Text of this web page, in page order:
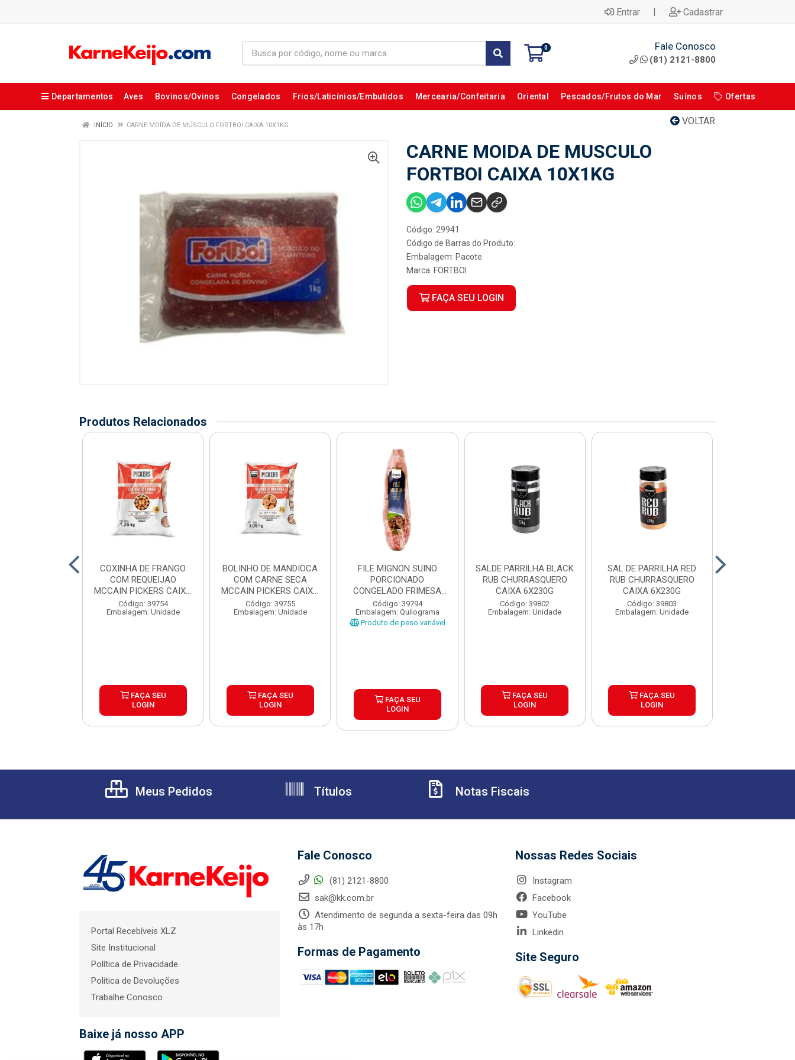
Entrar | Cadastrar
0 Fale Conosco
(81) 2121-8800
Departamentos Aves Bovinos/Ovinos Congelados Frios/Laticínios/Embutidos Mercearia/Confeitaria Oriental Pescados/Frutos do Mar Suínos Ofertas
VOLTAR
INÍCIO CARNE MOÍDA DE MÚSCULO FORTBOI CAIXA 10X1KG
CARNE MOIDA DE MUSCULO
FORTBOI CAIXA 10X1KG
Código: 29941
Código de Barras do Produto:
Embalagem: Pacote
Marca: FORTBOI
FAÇA SEU LOGIN
Produtos Relacionados
COXINHA DE FRANGO
COM REQUEIJAO
MCCAIN PICKERS CAIXA
6X1,05K...
Código: 39754
Embalagem: Unidade
FAÇA SEU
LOGIN
BOLINHO DE MANDIOCA
COM CARNE SECA
MCCAIN PICKERS CAIXA
6X1,...
Código: 39755
Embalagem: Unidade
FAÇA SEU
LOGIN
FILE MIGNON SUINO
PORCIONADO
CONGELADO FRIMESA
CAIXA ±15KG
Código: 39794
Embalagem: Quilograma
Produto de peso variável
FAÇA SEU
LOGIN
SALDE PARRILHA BLACK
RUB CHURRASQUERO
CAIXA 6X230G
Código: 39802
Embalagem: Unidade
FAÇA SEU
LOGIN
SAL DE PARRILHA RED
RUB CHURRASQUERO
CAIXA 6X230G
Código: 39803
Embalagem: Unidade
FAÇA SEU
LOGIN
Meus Pedidos Títulos Notas Fiscais
Portal Recebíveis XLZ
Site Institucional
Política de Privacidade
Política de Devoluções
Trabalhe Conosco
Baixe já nosso APP
Fale Conosco
(81) 2121-8800
sak@kk.com.br
Atendimento de segunda a sexta-feira das 09h
às 17h
Formas de Pagamento
Nossas Redes Sociais
Instagram
Facebook
YouTube
Linkedin
Site Seguro